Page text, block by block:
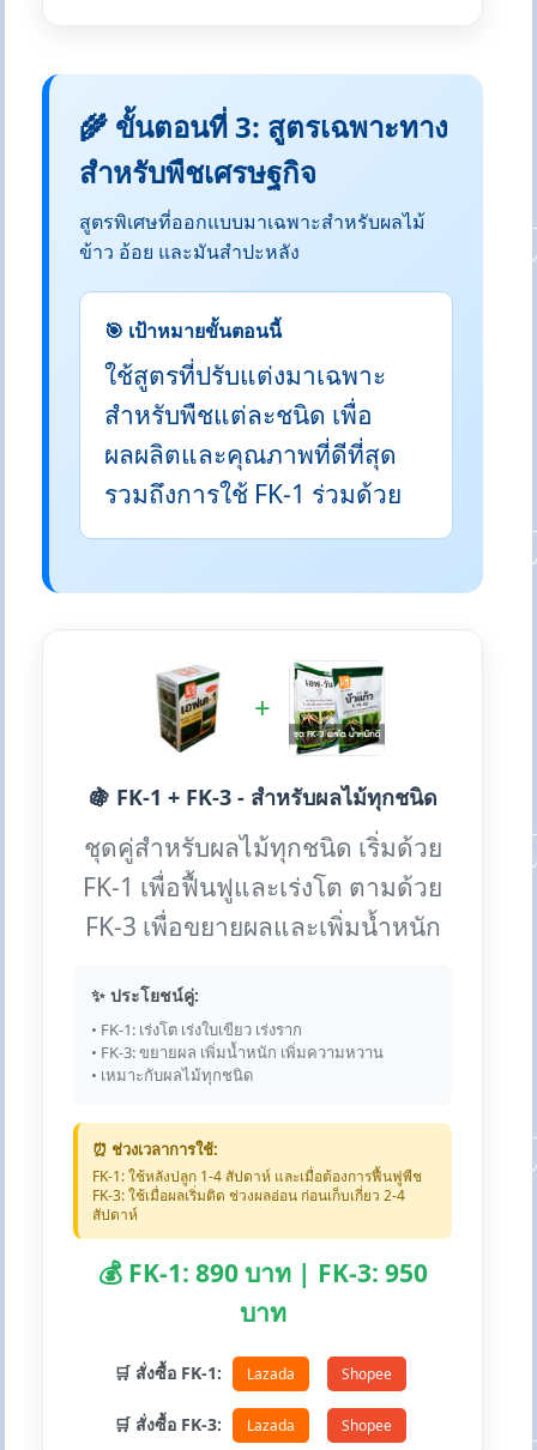
🌾 ขั้นตอนที่ 3: สูตรเฉพาะทาง
สำหรับพืชเศรษฐกิจ
สูตรพิเศษที่ออกแบบมาเฉพาะสำหรับผลไม้
ข้าว อ้อย และมันสำปะหลัง
🎯 เป้าหมายขั้นตอนนี้
ใช้สูตรที่ปรับแต่งมาเฉพาะ
สำหรับพืชแต่ละชนิด เพื่อ
ผลผลิตและคุณภาพที่ดีที่สุด
รวมถึงการใช้ FK-1 ร่วมด้วย
+
🍇 FK-1 + FK-3 - สำหรับผลไม้ทุกชนิด
ชุดคู่สำหรับผลไม้ทุกชนิด เริ่มด้วย
FK-1 เพื่อฟื้นฟูและเร่งโต ตามด้วย
FK-3 เพื่อขยายผลและเพิ่มน้ำหนัก
✨ ประโยชน์คู่:
• FK-1: เร่งโต เร่งใบเขียว เร่งราก
• FK-3: ขยายผล เพิ่มน้ำหนัก เพิ่มความหวาน
• เหมาะกับผลไม้ทุกชนิด
⏰ ช่วงเวลาการใช้:
FK-1: ใช้หลังปลูก 1-4 สัปดาห์ และเมื่อต้องการฟื้นฟูพืช
FK-3: ใช้เมื่อผลเริ่มติด ช่วงผลอ่อน ก่อนเก็บเกี่ยว 2-4
สัปดาห์
💰 FK-1: 890 บาท | FK-3: 950
บาท
🛒 สั่งซื้อ FK-1: Lazada Shopee
🛒 สั่งซื้อ FK-3: Lazada Shopee